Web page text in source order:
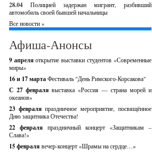
28.04
Полицией задержан мигрант, разбивший
автомобиль своей бывшей начальницы
Все новости »
Афиша-Анонсы
9 апреляоткрытие выставки студентов «Современные
миры»
16 и 17 мартаФестиваль "День Римского-Корсакова"
С 27 февралявыставка «Россия — страна морей и
океанов»
23 февраляпраздничное мероприятие, посвящённое
Дню защитника Отечества!
22 февраля праздничный концерт «Защитникам –
Слава!»
15 февраля вечер-концерт «Шрамы на сердце…»